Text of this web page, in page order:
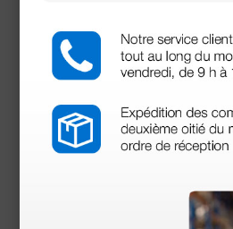
Dermatoscopio DermLite DL4